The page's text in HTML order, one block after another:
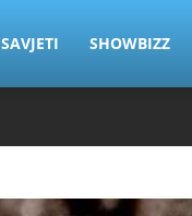
SAVJETI SHOWBIZZ